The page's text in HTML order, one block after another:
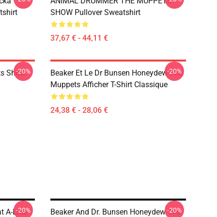
SHOW Pullover Sweatshirt
37,67 € - 44,11 €
Show
-20%
Beaker Et Le Dr Bunsen Honeydew The
Muppets Afficher T-Shirt Classique
24,38 € - 28,06 €
-20%
A-Line
-20%
Beaker And Dr. Bunsen Honeydew The
-20%